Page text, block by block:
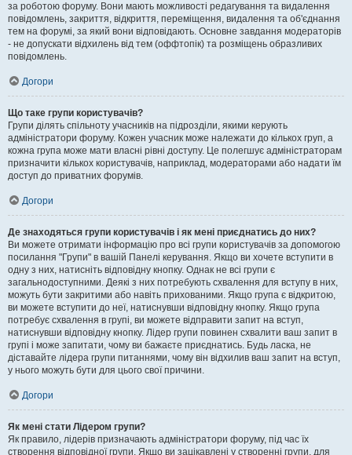
за роботою форуму. Вони мають можливості редагування та видалення
повідомлень, закриття, відкриття, переміщення, видалення та об'єднання
тем на форумі, за який вони відповідають. Основне завдання модераторів
- не допускати відхилень від тем (оффтопік) та розміщень образливих
повідомлень.
Догори
Що таке групи користувачів?
Групи ділять спільноту учасників на підрозділи, якими керують
адміністратори форуму. Кожен учасник може належати до кількох груп, а
кожна група може мати власні рівні доступу. Це полегшує адміністраторам
призначити кількох користувачів, наприклад, модераторами або надати їм
доступ до приватних форумів.
Догори
Де знаходяться групи користувачів і як мені приєднатись до них?
Ви можете отримати інформацію про всі групи користувачів за допомогою
посилання "Групи" в вашій Панелі керування. Якщо ви хочете вступити в
одну з них, натисніть відповідну кнопку. Однак не всі групи є
загальнодоступними. Деякі з них потребують схвалення для вступу в них,
можуть бути закритими або навіть прихованими. Якщо група є відкритою,
ви можете вступити до неї, натиснувши відповідну кнопку. Якщо група
потребує схвалення в групі, ви можете відправити запит на вступ,
натиснувши відповідну кнопку. Лідер групи повинен схвалити ваш запит в
групі і може запитати, чому ви бажаєте приєднатись. Будь ласка, не
діставайте лідера групи питаннями, чому він відхилив ваш запит на вступ,
у нього можуть бути для цього свої причини.
Догори
Як мені стати Лідером групи?
Як правило, лідерів призначають адміністратори форуму, під час їх
створення відповідної групи. Якщо ви зацікавлені у створенні групи, для